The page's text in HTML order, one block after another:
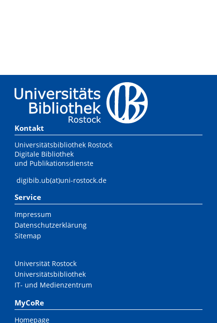
Kontakt
Universitätsbibliothek Rostock
Digitale Bibliothek
und Publikationsdienste
digibib.ub(at)uni-rostock.de
Service
Impressum
Datenschutzerklärung
Sitemap
Universität Rostock
Universitätsbibliothek
IT- und Medienzentrum
MyCoRe
Homepage